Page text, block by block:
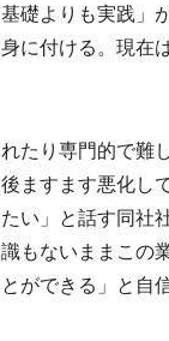
礎よりも実践」
に付ける。現
たり専門的で難
ますます悪化し
い」と話す同社
もないままこの
ができる」と自